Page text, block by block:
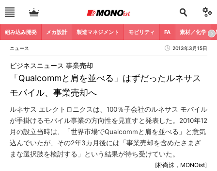
組み込み開発 メカ設計 製造マネジメント モビリティ FA 素材／化学
ニュース 2013年3月15日
「Qualcommと肩を並べる」はずだったルネサス
モバイル、事業売却へ
ビジネスニュース 事業売却
ルネサス エレクトロニクスは、100％子会社のルネサス モバイル
が手掛けるモバイル事業の方向性を見直すと発表した。2010年12
月の設立当時は、「世界市場でQualcommと肩を並べる」と意気
込んでいたが、その2年3カ月後には「事業売却を含めたさまざ
まな選択肢を検討する」という結果が待ち受けていた。
[朴尚洙，MONOist]